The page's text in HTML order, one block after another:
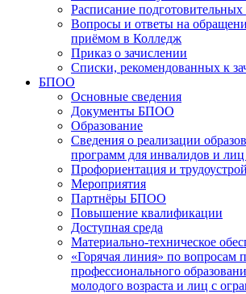
Расписание
Вопросы и ответы на
приёмом в Колледж
Приказ о зачислении
Списки, рекомендованных к
БПОО
Основные сведения
Документы БПОО
Образование
Сведения о реализации
программ для инвалидов и
Профориентация и
Мероприятия
Партнёры БПОО
Повышение квалификации
Доступная среда
Материально-техническое
«Горячая линия» по вопросам
профессионального
молодого возраста и лиц с